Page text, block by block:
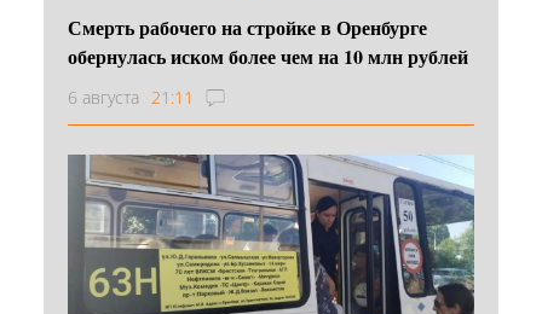
Смерть рабочего на стройке в Оренбурге
обернулась иском более чем на 10 млн рублей
6 августа 21:11